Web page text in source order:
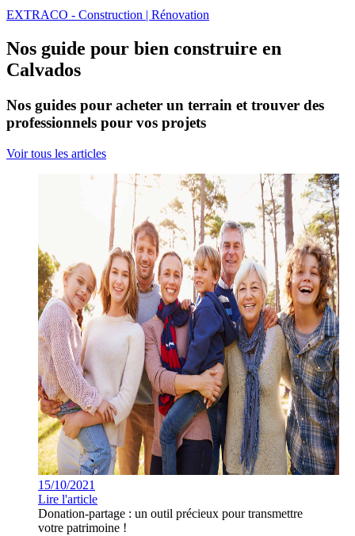
EXTRACO - Construction | Rénovation
Nos guide pour bien construire en
Calvados
Nos guides pour acheter un terrain et trouver des
professionnels pour vos projets
Voir tous les articles
15/10/2021
Lire l'article
Donation-partage : un outil précieux pour transmettre
votre patrimoine !